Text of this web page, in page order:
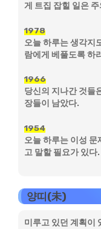
게 트집 잡힐 일은
1978
오늘 하루는 생각지
람에게 베풀도록 하
1966
당신의 지나간 것들
장들이 남았다.
1954
오늘 하루는 이성
고 말할 필요가 있다.
양띠(未)
미루고 있던 계획이